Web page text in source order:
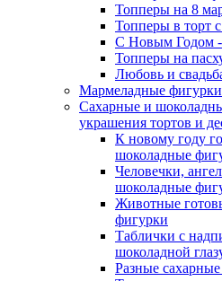
Топперы на 8
Топперы в торт
С Новым Годом -
Топперы на
Любовь и
Мармеладные фигурки
Сахарные и
украшения тортов и
К новому году
шоколадные
Человечки,
шоколадные
Животные
фигурки
Таблички с
шоколадной
Разные